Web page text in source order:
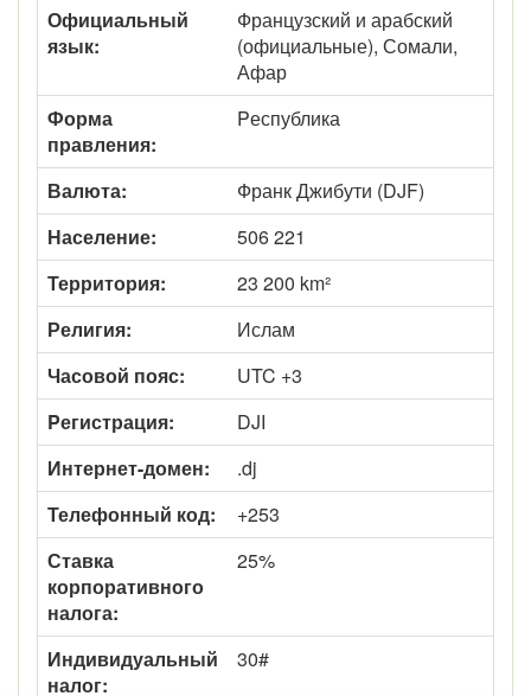
Официальный
язык:
Французский и арабский
(официальные), Сомали,
Афар
Форма
правления:
Pеспублика
Валюта:
Франк Джибути (DJF)
Население:
506 221
Территория:
23 200 km²
Религия:
Ислам
Часовой пояс:
UTC +3
Pегистрация:
DJI
Интернет-домен:
.dj
Телефонный код:
+253
Ставка
корпоративного
налога:
25%
Индивидуальный
налог:
30#